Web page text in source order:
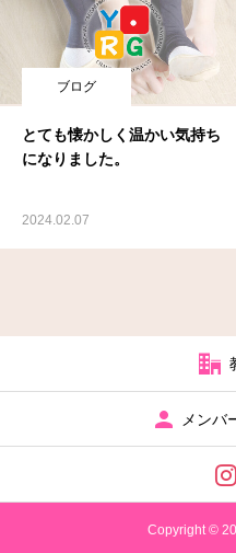
ブログ
とても懐かしく温かい気持ち
になりました。
2024.02.07
メンバ
Copyright ©